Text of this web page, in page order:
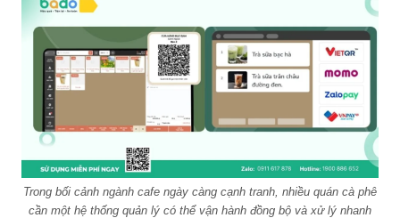
Trong bối cảnh ngành cafe ngày càng cạnh tranh, nhiều quán cà phê
cần một hệ thống quản lý có thể vận hành đồng bộ và xử lý nhanh